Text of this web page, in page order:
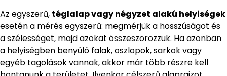
Az egyszerű, téglalap vagy négyzet alakú helyiségek
esetén a mérés egyszerű: megmérjük a hosszúságot és
a szélességet, majd azokat összeszorozzuk. Ha azonban
a helyiségben benyúló falak, oszlopok, sarkok vagy
egyéb tagolások vannak, akkor már több részre kell